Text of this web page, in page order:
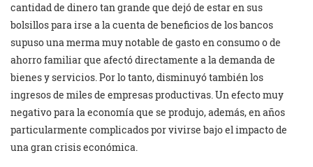
cantidad de dinero tan grande que dejó de estar en sus
bolsillos para irse a la cuenta de beneficios de los bancos
supuso una merma muy notable de gasto en consumo o de
ahorro familiar que afectó directamente a la demanda de
bienes y servicios. Por lo tanto, disminuyó también los
ingresos de miles de empresas productivas. Un efecto muy
negativo para la economía que se produjo, además, en años
particularmente complicados por vivirse bajo el impacto de
una gran crisis económica.